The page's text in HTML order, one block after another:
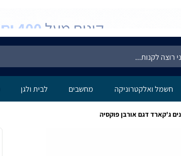
חשמל ואלקטרוניקה מחשבים לבית ולגן
ג'קארד דגם אורבן פוקסיה